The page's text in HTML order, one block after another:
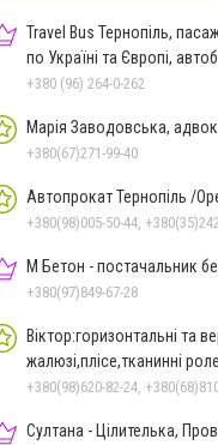
Travel Bus Тернопіль,
по Україні та Європі,
місць
+380 (96) 264-0-262
Марія Заводовська,
+380(67)271-99-40
Автопрокат Тернопіль /
+380(98)005-50-44,
М Бетон - постачальник
+380(97)849-67-28
Віктор:горизонтальні та
жалюзі,плісе,тканинні
штори в Тернополі
Султана - Цілителька,